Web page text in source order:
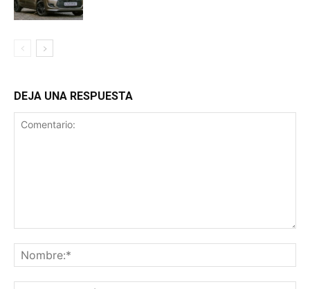
DEJA UNA RESPUESTA